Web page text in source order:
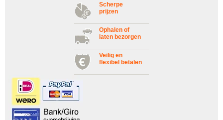
Scherpe
prijzen
Ophalen of
laten bezorgen
Veilig en
flexibel betalen